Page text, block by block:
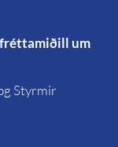
um
Styrmir